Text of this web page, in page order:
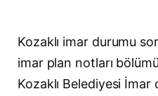
Kozaklı imar durumu
imar plan notları
Kozaklı Belediyesi